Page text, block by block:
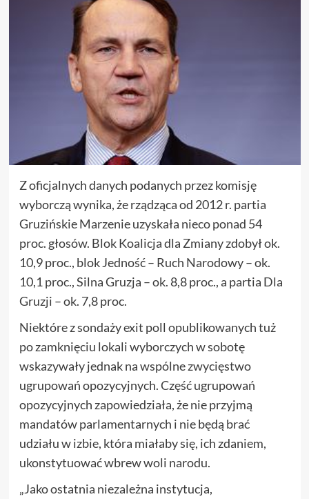
Z oficjalnych danych podanych przez komisję
wyborczą wynika, że rządząca od 2012 r. partia
Gruzińskie Marzenie uzyskała nieco ponad 54
proc. głosów. Blok Koalicja dla Zmiany zdobył ok.
10,9 proc., blok Jedność – Ruch Narodowy – ok.
10,1 proc., Silna Gruzja – ok. 8,8 proc., a partia Dla
Gruzji – ok. 7,8 proc.
Niektóre z sondaży exit poll opublikowanych tuż
po zamknięciu lokali wyborczych w sobotę
wskazywały jednak na wspólne zwycięstwo
ugrupowań opozycyjnych. Część ugrupowań
opozycyjnych zapowiedziała, że nie przyjmą
mandatów parlamentarnych i nie będą brać
udziału w izbie, która miałaby się, ich zdaniem,
ukonstytuować wbrew woli narodu.
„Jako ostatnia niezależna instytucja,